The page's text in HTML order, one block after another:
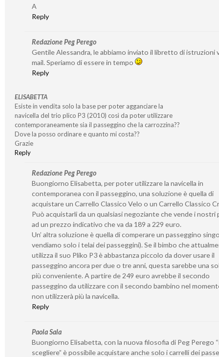
A
Reply
Redazione Peg Perego
Gentile Alessandra, le abbiamo inviato il libretto di istruzioni
mail. Speriamo di essere in tempo
Reply
ELISABETTA
Esiste in vendita solo la base per poter agganciare la
navicella del trio plico P3 (2010) così da poter utilizzare
contemporaneamente sia il passeggino che la carrozzina??
Dove la posso ordinare e quanto mi costa??
Grazie
Reply
Redazione Peg Perego
Buongiorno Elisabetta, per poter utilizzare la navicella in
contemporanea con il passeggino, una soluzione è quella di
acquistare un Carrello Classico Velo o un Carrello Classico
Può acquistarli da un qualsiasi negoziante che vende i
ad un prezzo indicativo che va da 189 a 229 euro.
Un’ altra soluzione è quella di comperare un passeggino
vendiamo solo i telai dei passeggini). Se il bimbo che
utilizza il suo Pliko P3 è abbastanza piccolo da dover usare il
passeggino ancora per due o tre anni, questa sarebbe una
più conveniente. A partire de 249 euro avrebbe il secondo
passeggino da utilizzare con il secondo bambino nel
non utilizzerà più la navicella.
Reply
Paola Sala
Buongiorno Elisabetta, con la nuova filosofia di Peg Perego
scegliere” è possibile acquistare anche solo i carrelli dei